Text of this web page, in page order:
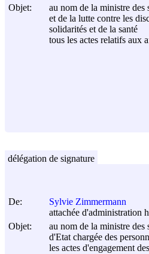
Objet:
au nom de la ministre des
et de la lutte contre les
solidarités et de la santé
tous les actes relatifs aux
De:
Sylvie Zimmermann
attachée d'administration
Objet:
au nom de la ministre des
d'Etat chargée des
les actes d'engagement
délégation de signature